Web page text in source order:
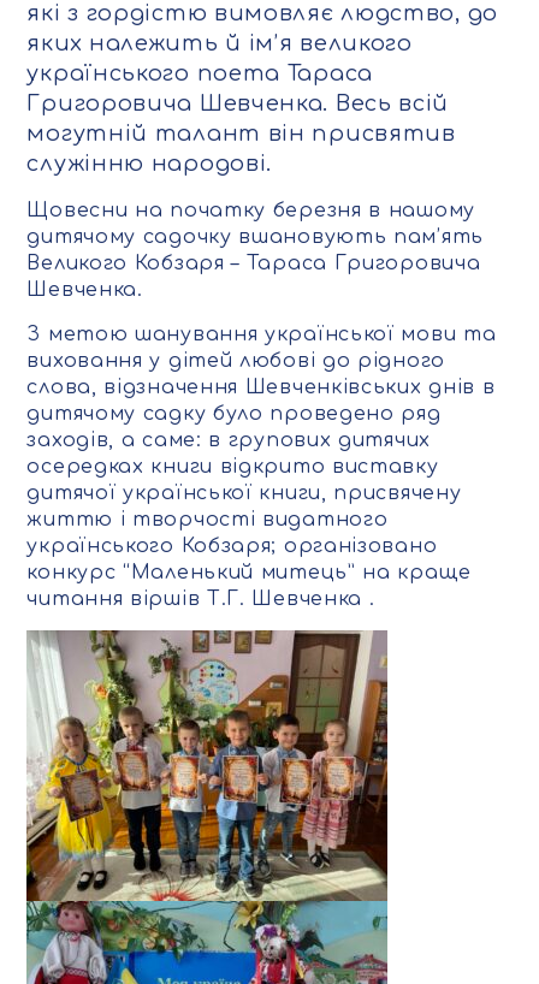
які з гордістю вимовляє людство, до
яких належить й ім’я великого
українського поета Тараса
Григоровича Шевченка. Весь всій
могутній талант він присвятив
служінню народові.
Щовесни на початку березня в нашому
дитячому садочку вшановують пам’ять
Великого Кобзаря – Тараса Григоровича
Шевченка.
З метою шанування української мови та
виховання у дітей любові до рідного
слова, відзначення Шевченківських днів в
дитячому садку було проведено ряд
заходів, а саме: в групових дитячих
осередках книги відкрито виставку
дитячої української книги, присвячену
життю і творчості видатного
українського Кобзаря; організовано
конкурс “Маленький митець” на краще
читання віршів Т.Г. Шевченка .